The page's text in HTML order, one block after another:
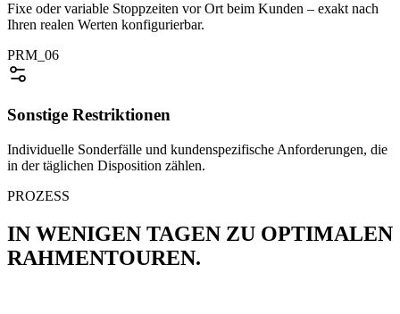
Fixe oder variable Stoppzeiten vor Ort beim Kunden – exakt nach
Ihren realen Werten konfigurierbar.
PRM_06
Sonstige Restriktionen
Individuelle Sonderfälle und kundenspezifische Anforderungen, die
in der täglichen Disposition zählen.
PROZESS
IN WENIGEN TAGEN ZU OPTIMALEN
RAHMENTOUREN.